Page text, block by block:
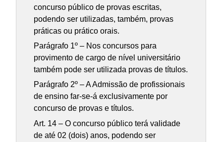
concurso público de provas escritas,
podendo ser utilizadas, também, provas
práticas ou prático orais.
Parágrafo 1º – Nos concursos para
provimento de cargo de nível universitário
também pode ser utilizada provas de títulos.
Parágrafo 2º – A Admissão de profissionais
de ensino far-se-á exclusivamente por
concurso de provas e títulos.
Art. 14 – O concurso público terá validade
de até 02 (dois) anos, podendo ser